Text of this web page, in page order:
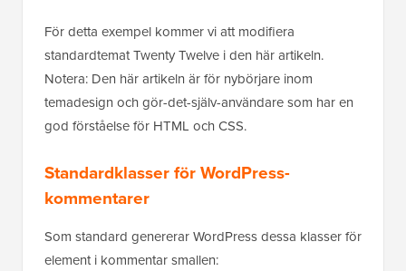
För detta exempel kommer vi att modifiera
standardtemat Twenty Twelve i den här artikeln.
Notera: Den här artikeln är för nybörjare inom
temadesign och gör-det-själv-användare som har en
god förståelse för HTML och CSS.
Standardklasser för WordPress-
kommentarer
Som standard genererar WordPress dessa klasser för
element i kommentar smallen: